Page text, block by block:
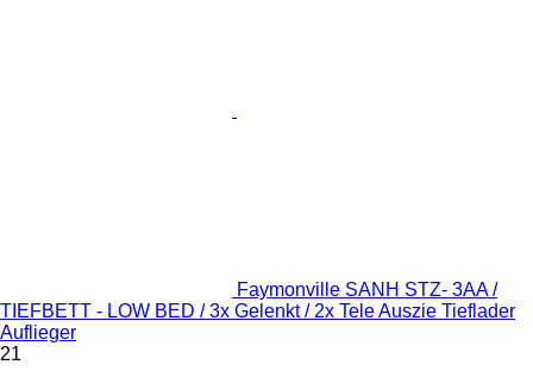
Faymonville SANH STZ- 3AA /
TIEFBETT - LOW BED / 3x Gelenkt / 2x Tele Auszie Tieflader
Auflieger
21